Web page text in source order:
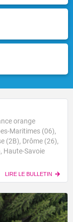
orange
Maritimes (06),
(2B), Drôme (26),
Haute-Savoie
LIRE LE BULLETIN